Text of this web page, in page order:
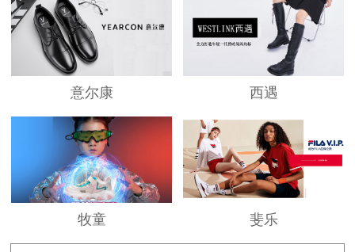
二十多年开发制作运动鞋生产经验的优秀企业
——福建省泉州南琦鞋业有限公司联姻。委其全
程的产品生产和品质把控。同时，公司在温州、
义乌等地设立办事处，负责开发、生产各类儿童
文具用品、皮鞋、布鞋、学生书包、休闲包等来
丰富卡丁品牌系列产品。
【品牌成长】
意尔康 西遇
牧童 斐乐